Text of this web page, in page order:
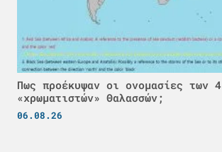
Πως προέκυψαν οι ονομασίες των 4
«χρωματιστών» Θαλασσών;
06.08.26